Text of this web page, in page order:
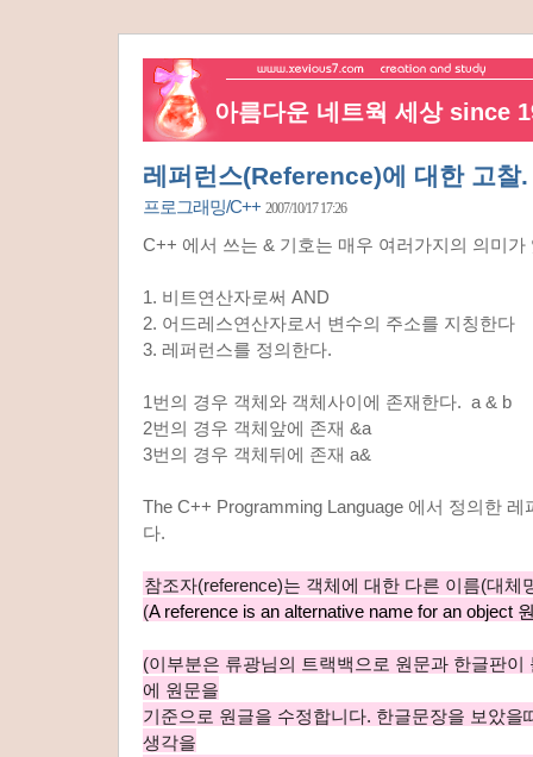
아름다운 네트웍 세상 since
레퍼런스(Reference)에 대한 고찰.
프로그래밍/C++ 2007/10/17 17:26
C++ 에서 쓰는 & 기호는 매우 여러가지의 의미가
1. 비트연산자로써 AND
2. 어드레스연산자로서 변수의 주소를 지칭한다
3. 레퍼런스를 정의한다.
1번의 경우 객체와 객체사이에 존재한다. a & b
2번의 경우 객체앞에 존재 &a
3번의 경우 객체뒤에 존재 a&
The C++ Programming Language 에서 정의한
다.
참조자(reference)는 객체에 대한 다른 이름(대체
(A reference is an alternative name for an object
(이부분은 류광님의 트랙백으로 원문과 한글판
에 원문을
기준으로 원글을 수정합니다. 한글문장을 보았을
생각을